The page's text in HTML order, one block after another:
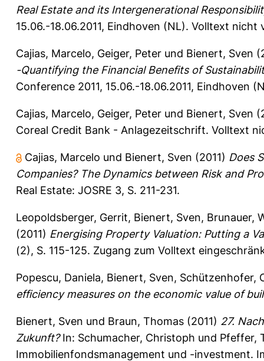
Real Estate and its Intergenerational
15.06.-18.06.2011, Eindhoven (NL). Volltext nicht
Cajias, Marcelo, Geiger, Peter und Bienert, Sven
-Quantifying the Financial Benefits of
Conference 2011, 15.06.-18.06.2011, Eindhoven
Cajias, Marcelo, Geiger, Peter und Bienert, Sven
Coreal Credit Bank - Anlagezeitschrift. Volltext
Cajias, Marcelo und Bienert, Sven (2011) Does
Companies? The Dynamics between Risk and
Real Estate: JOSRE 3, S. 211-231.
Leopoldsberger, Gerrit, Bienert, Sven, Brunauer,
(2011) Energising Property Valuation: Putting a
(2), S. 115-125. Zugang zum Volltext
Popescu, Daniela, Bienert, Sven, Schützenhofer,
efficiency measures on the economic value of
Bienert, Sven und Braun, Thomas (2011) 27.
Zukunft?In: Schumacher, Christoph und Pfeffer,
Immobilienfondsmanagement und -investment.